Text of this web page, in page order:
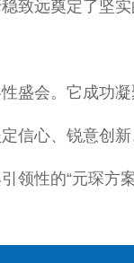
致远奠定了坚实
盛会。它成功
信心、锐意创
性的“元琛方案